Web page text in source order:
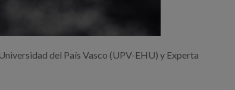
del País Vasco (UPV-EHU) y Experta